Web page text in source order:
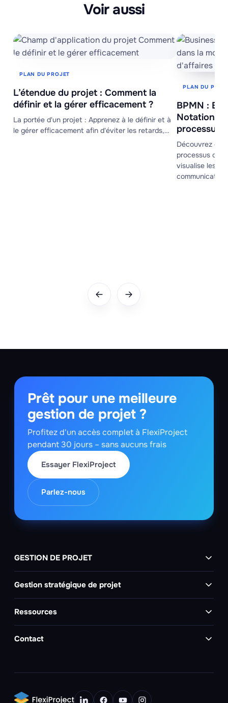
Voir aussi
PLAN DU PROJET
L’étendue du projet : Comment la
définir et la gérer efficacement ?
La portée d'un projet : Apprenez à le définir et à
le gérer efficacement afin d'éviter les retards,…
PLAN DU
BPMN :
Notation
processus
Découvrez
processus
visualise les
Prêt pour une meilleure
gestion de projet ?
Profitez d'un accès complet à FlexiProject
pendant 30 jours – sans aucuns frais
Essayer FlexiProject
Parlez-nous
GESTION DE PROJET
Gestion stratégique de projet
Ressources
Contact